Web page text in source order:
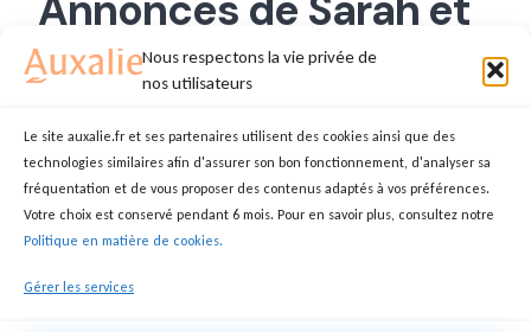
Nous respectons la vie privée de
nos utilisateurs
Le site auxalie.fr et ses partenaires utilisent des cookies ainsi que des
technologies similaires afin d'assurer son bon fonctionnement, d'analyser sa
fréquentation et de vous proposer des contenus adaptés à vos préférences.
Votre choix est conservé pendant 6 mois. Pour en savoir plus, consultez notre
Politique en matière de cookies.
Gérer les services
Manon J.
Auxiliaires de vie
SARAH ET MANON AIDE SOIGNANT(E)